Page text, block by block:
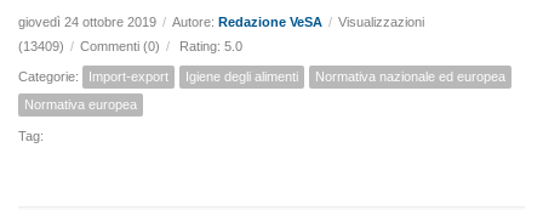
giovedì 24 ottobre 2019 / Autore: Redazione VeSA / Visualizzazioni
(13409) / Commenti (0) / Rating: 5.0
Categorie: Import-export Igiene degli alimenti
Normativa nazionale ed europea
Normativa europea
Tag: